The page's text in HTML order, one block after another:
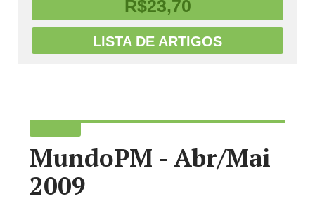
R$23,70
LISTA DE ARTIGOS
MundoPM - Abr/Mai
2009